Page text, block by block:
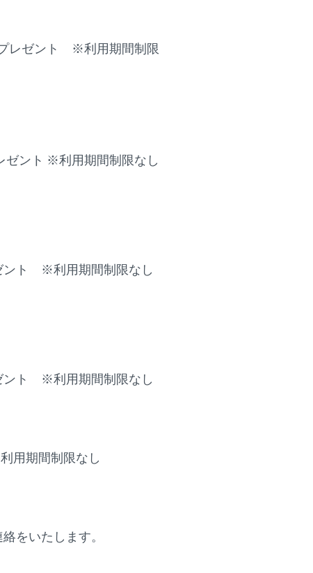
プレゼント ※利用期間制限
ゼント ※利用期間制限なし
ント ※利用期間制限なし
ント ※利用期間制限なし
用期間制限なし
をいたします。